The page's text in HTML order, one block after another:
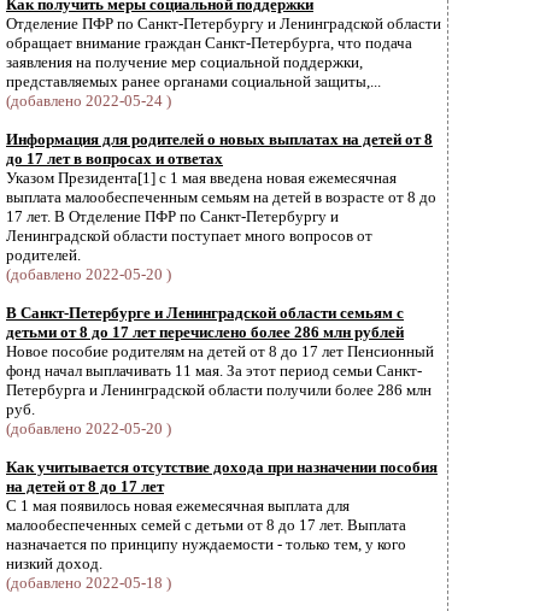
Как получить меры социальной поддержки
Отделение ПФР по Санкт-Петербургу и Ленинградской области
обращает внимание граждан Санкт-Петербурга, что подача
заявления на получение мер социальной поддержки,
представляемых ранее органами социальной защиты,...
(добавлено 2022-05-24 )
Информация для родителей о новых выплатах на детей от 8
до 17 лет в вопросах и ответах
Указом Президента[1] с 1 мая введена новая ежемесячная
выплата малообеспеченным семьям на детей в возрасте от 8 до
17 лет. В Отделение ПФР по Санкт-Петербургу и
Ленинградской области поступает много вопросов от
родителей.
(добавлено 2022-05-20 )
В Санкт-Петербурге и Ленинградской области семьям с
детьми от 8 до 17 лет перечислено более 286 млн рублей
Новое пособие родителям на детей от 8 до 17 лет Пенсионный
фонд начал выплачивать 11 мая. За этот период семьи Санкт-
Петербурга и Ленинградской области получили более 286 млн
руб.
(добавлено 2022-05-20 )
Как учитывается отсутствие дохода при назначении пособия
на детей от 8 до 17 лет
С 1 мая появилось новая ежемесячная выплата для
малообеспеченных семей с детьми от 8 до 17 лет. Выплата
назначается по принципу нуждаемости - только тем, у кого
низкий доход.
(добавлено 2022-05-18 )